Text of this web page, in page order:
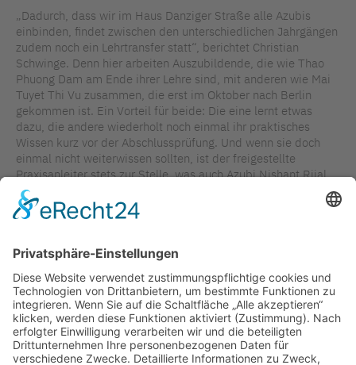
„Dadurch, dass wir im Haus Danziger Straße alle Azubis
einbinden, findet zwischen den unterschiedlichen Jahrgängen
zudem noch ein Lehrtransfer statt“, berichtet Christian
Schwinge. Denn hier arbeiten Auszubildende, die wie Thao
Phuong Dam am Ende ihrer Lehre sind, mit anderen wie Mai
Tuyet Thi Vu zusammen, die erst im Oktober nach Berlin
gekommen ist. Ein Vorteil für beide: Die eine lernt etwas
dazu, die andere wiederholt noch einmal ihr praktisches
Wissen kurz vor der Abschlussprüfung. Und wenn sie doch
einmal nicht weiterwissen sollten, ist der freigestellte
Praxisanleiter stets zur Stelle, was auch Azubi Nishant Rijal
bestätigen kann: „Christian ist immer für uns da!“
TAGS IN DIESEM ARTIKEL
AUSBILDUNG GUTE BEISPIELE
AUSLÄNDISCHE KRÄFTE
VIVANTES
FACHKRÄFTESICHERUNG